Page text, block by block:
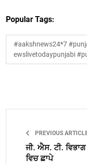
Popular Tags:
#aakshnews24*7
ewslivetodaypunjabi
PREVIOUS
ਜੀ. ਐਸ. ਟੀ.
ਵਿਚ ਛਾਪੇ